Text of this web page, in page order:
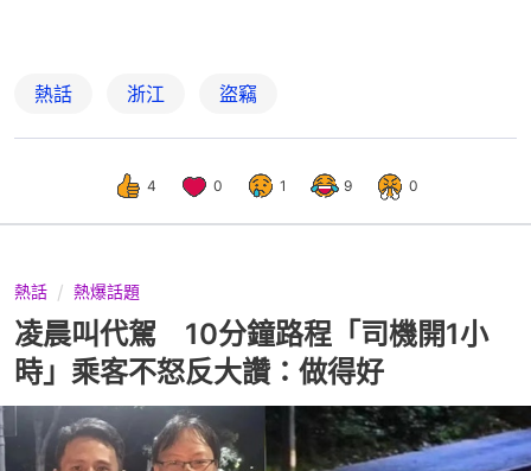
熱話 浙江 盜竊
4 0 1 9 0
熱話 熱爆話題
凌晨叫代駕 10分鐘路程「司機開1小
時」乘客不怒反大讚：做得好